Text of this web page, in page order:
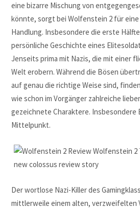
eine bizarre Mischung von
könnte, sorgt bei Wolfenstein 2 für
Handlung. Insbesondere die erste
persönliche Geschichte eines
Jenseits prima mit Nazis, die mit einer
Welt erobern. Während die Bösen
auf genau die richtige Weise sind,
wie schon im Vorgänger zahlreiche
gezeichnete Charaktere. Insbesondere
Mittelpunkt.
Der wortlose Nazi-Killer des
mittlerweile einem alten, verzweifelten